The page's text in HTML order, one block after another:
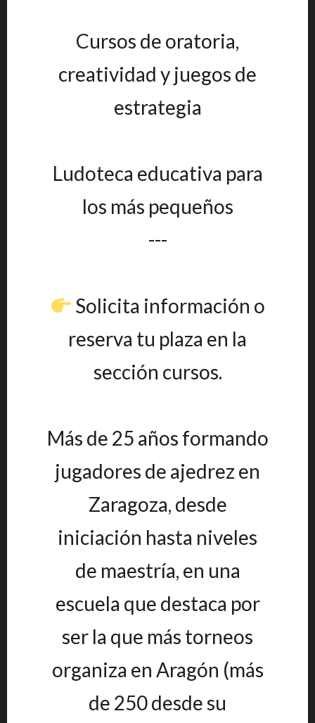
Cursos de oratoria,
creatividad y juegos de
estrategia
Ludoteca educativa para
los más pequeños
---
Solicita información o
reserva tu plaza en la
sección cursos.
Más de 25 años formando
jugadores de ajedrez en
Zaragoza, desde
iniciación hasta niveles
de maestría, en una
escuela que destaca por
ser la que más torneos
organiza en Aragón (más
de 250 desde su